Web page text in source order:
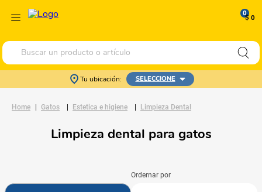
0$ 0
Buscar un producto o artículo
Tu ubicación: SELECCIONE
Gatos Estetica e higiene Limpieza Dental
Limpieza dental para gatos